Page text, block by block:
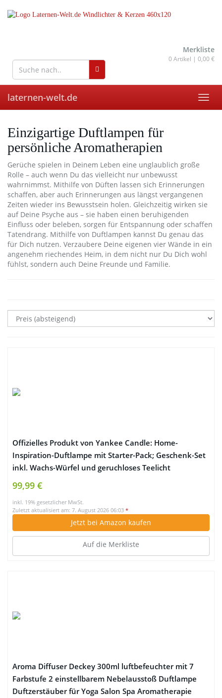
Merkliste
0Artikel | 0,00 €
laternen-welt.de
Einzigartige Duftlampen für
persönliche Aromatherapien
Gerüche spielen in Deinem Leben eine unglaublich große
Rolle – auch wenn Du das vielleicht nur unbewusst
wahrnimmst. Mithilfe von Düften lassen sich Erinnerungen
schaffen, aber auch Erinnerungen aus längst vergangenen
Zeiten wieder ins Bewusstsein holen. Gleichzeitig wirken sie
auf Deine Psyche aus – sie haben einen beruhigenden
Einfluss oder beleben, sorgen für Entspannung oder schaffen
Tatendrang. Mithilfe von Duftlampen kannst Du genau das
für Dich nutzen. Verzaubere Deine eigenen vier Wände in ein
angenehm riechendes Heim, in dem nicht nur Du Dich wohl
fühlst, sondern auch Deine Freunde und Familie.
Offizielles Produkt von Yankee Candle: Home-
Inspiration-Duftlampe mit Starter-Pack; Geschenk-Set
inkl. Wachs-Würfel und geruchloses Teelicht
99,99 €
inkl. 19% gesetzlicher MwSt.
Zuletzt aktualisiert am: 7. August 2026 06:03 *
Jetzt bei Amazon kaufen
Auf die Merkliste
Aroma Diffuser Deckey 300ml luftbefeuchter mit 7
Farbstufe 2 einstellbarem Nebelausstoß Duftlampe
Duftzerstäuber für Yoga Salon Spa Aromatherapie